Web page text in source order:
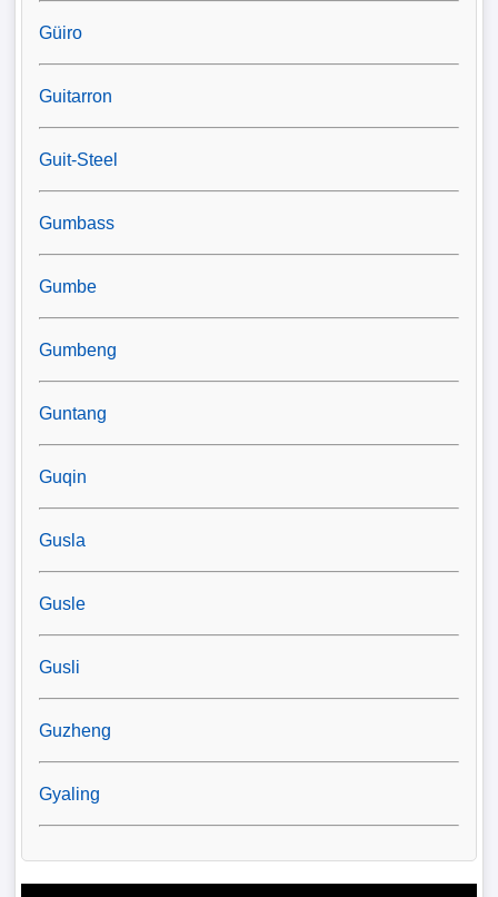
Güiro
Guitarron
Guit-Steel
Gumbass
Gumbe
Gumbeng
Guntang
Guqin
Gusla
Gusle
Gusli
Guzheng
Gyaling